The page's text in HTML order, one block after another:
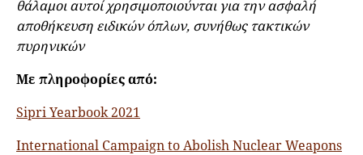
θάλαμοι αυτοί χρησιμοποιούνται για την ασφαλή
αποθήκευση ειδικών όπλων, συνήθως τακτικών
πυρηνικών
Με πληροφορίες από:
Sipri Yearbook 2021
International Campaign to Abolish Nuclear Weapons